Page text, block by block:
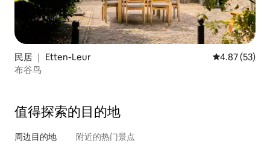
民居 ｜ Etten-Leur 平均评分
4.87 (53)
布谷鸟
值得探索的目的地
周边目的地 附近的热门景点